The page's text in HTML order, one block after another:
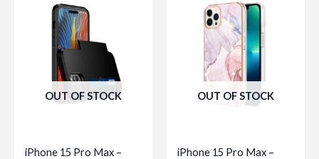
OUT OF STOCK
iPhone 15 Pro Max –
OUT OF STOCK
iPhone 15 Pro Max –